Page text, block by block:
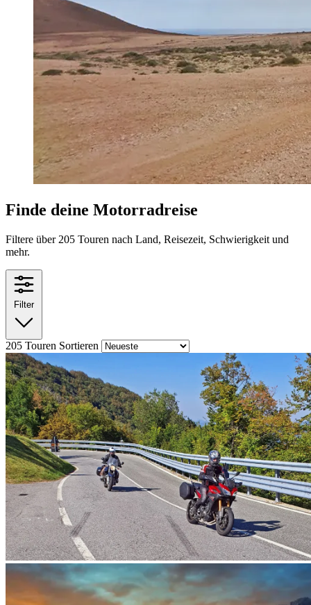
Finde deine Motorradreise
Filtere über 205 Touren nach Land, Reisezeit, Schwierigkeit und
mehr.
Filter
205 Touren Sortieren